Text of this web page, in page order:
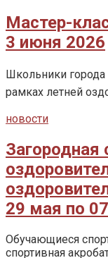
Мастер-
3 июня 2026
Школьники города
рамках летней
новости
Загородная
29 мая по
Обучающиеся
спортивная